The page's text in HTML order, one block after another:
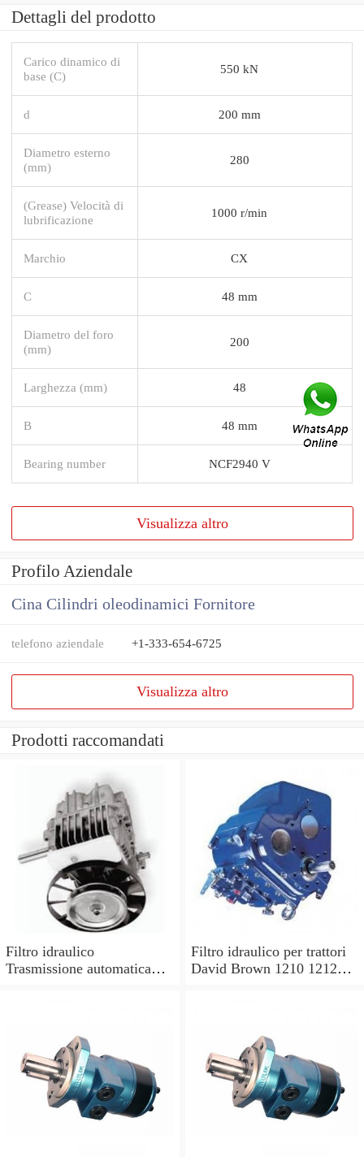
Dettagli del prodotto
Carico dinamico di
base (C)
550 kN
d 200 mm
Diametro esterno
(mm)
280
(Grease) Velocità di
lubrificazione
1000 r/min
Marchio CX
C 48 mm
Diametro del foro
(mm)
200
Larghezza (mm) 48
B 48 mm
Bearing number NCF2940 V
Visualizza altro
Profilo Aziendale
Cina Cilindri oleodinamici Fornitore
telefono aziendale +1-333-654-6725
Visualizza altro
Prodotti raccomandati
Filtro idraulico
Trasmissione automatica
Filtro idraulico per trattori
David Brown 1210 1212